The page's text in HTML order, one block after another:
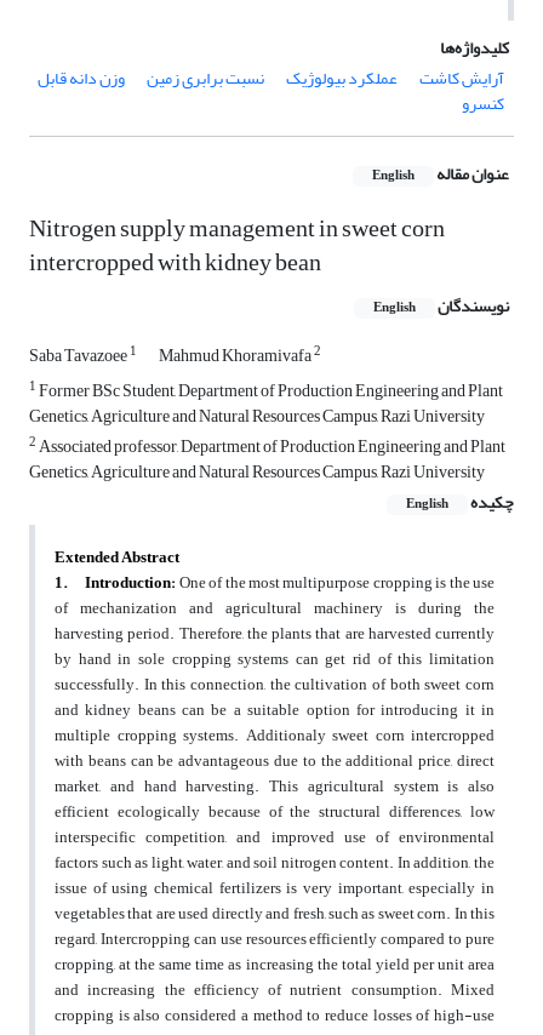
کلیدواژه‌ها
آرایش کاشت
عملکرد بیولوژیک نسبت برابری زمین وزن دانه قابل
کنسرو
عنوان مقاله English
Nitrogen supply management in sweet corn
intercropped with kidney bean
نویسندگان English
Saba Tavazoee1 Mahmud Khoramivafa2
1Former BSc Student, Department of Production Engineering and Plant
Genetics, Agriculture and Natural Resources Campus, Razi University
2Associated professor, Department of Production Engineering and Plant
Genetics, Agriculture and Natural Resources Campus, Razi University
چکیده
English
Extended Abstract
1. Introduction:One of the most multipurpose cropping is the use
of mechanization and agricultural machinery is during the
harvesting period. Therefore, the plants that are harvested currently
by hand in sole cropping systems can get rid of this limitation
successfully. In this connection, the cultivation of both sweet corn
andkidney beans can be a suitable option for introducing it in
multiple cropping systems. Additionaly sweet corn intercropped
with beans can be advantageous due to the additional price, direct
market, and hand harvesting. This agricultural system is also
efficient ecologically because of the structural differences, low
interspecific competition, and improved use of environmental
factors such as light, water, and soil nitrogen content.In addition, the
issue of using chemical fertilizers is very important, especially in
vegetables that are used directly and fresh, such as sweet corn. In this
regard, Intercropping can use resources efficiently compared to pure
cropping, at the same time as increasing the total yield per unit area
and increasing the efficiency of nutrient consumption. Mixed
cropping is also considered a method to reduce losses of high-use